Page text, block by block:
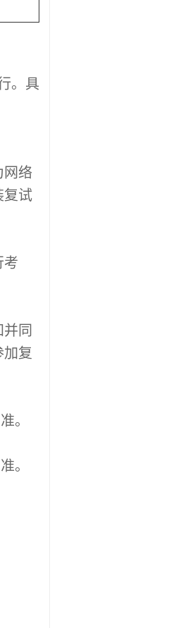
。具
网络
复试
考
同
复
。
。